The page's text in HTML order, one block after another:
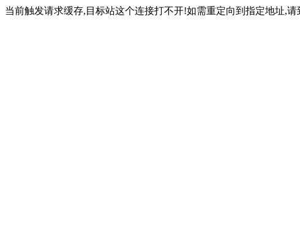
当前触发请求缓存,目标站这个连接打不开!如需重定向到指定地址,